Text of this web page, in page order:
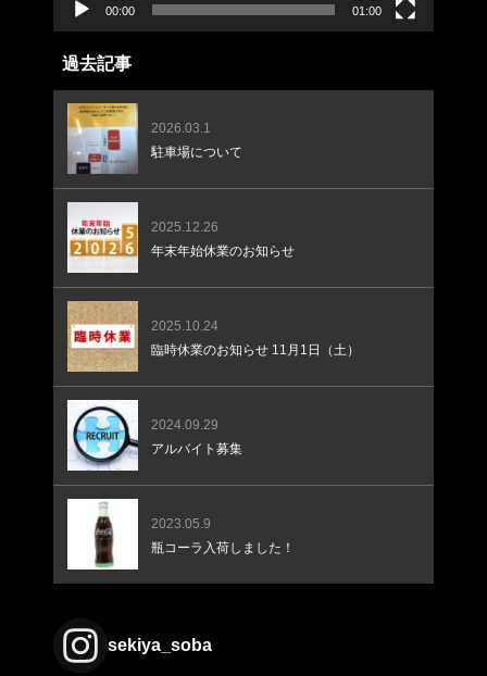
00:00 01:00
過去記事
2026.03.1
駐車場について
2025.12.26
年末年始休業のお知らせ
2025.10.24
臨時休業のお知らせ 11月1日（土）
2024.09.29
アルバイト募集
2023.05.9
瓶コーラ入荷しました！
sekiya_soba